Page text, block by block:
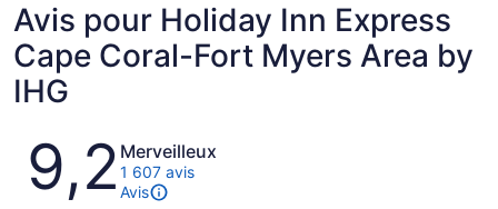
Avis pour Holiday Inn Express
Cape Coral-Fort Myers Area by
IHG
Avis
9,2 Merveilleux
1 607 avis
Avis